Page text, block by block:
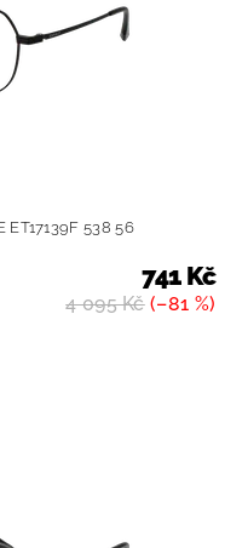
ET17139F 538 56
4 095 Kč(–81 %)
741 Kč